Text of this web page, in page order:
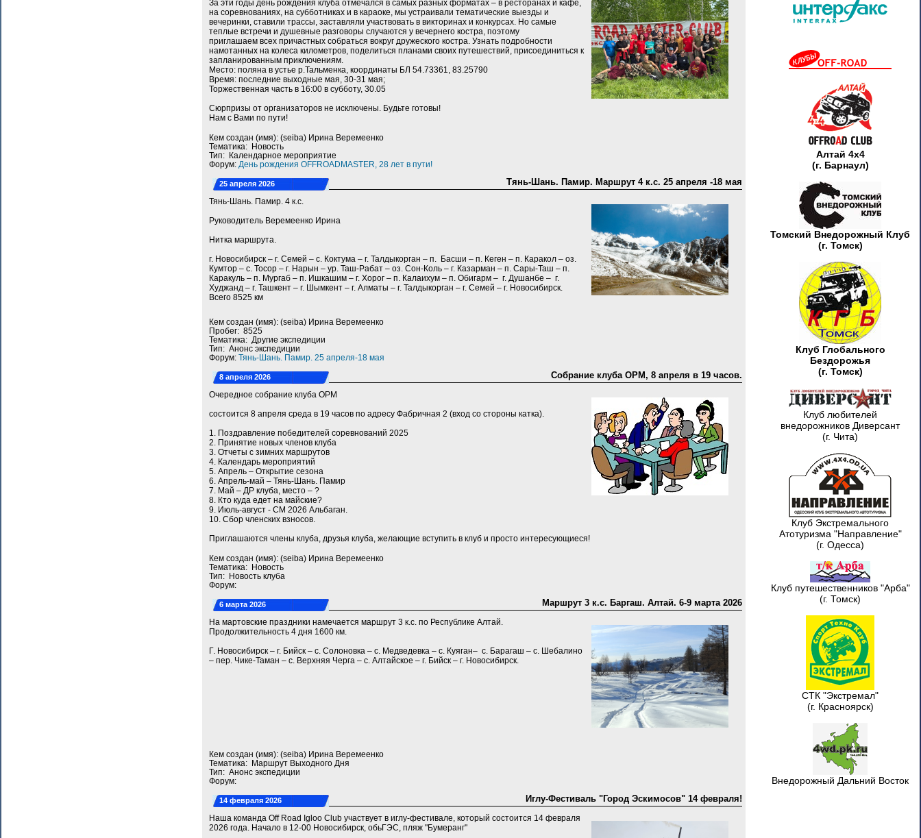
За эти годы день рождения клуба отмечался в самых разных форматах – в ресторанах и кафе,
на соревнованиях, на субботниках и в караоке, мы устраивали тематические выезды и
вечеринки, ставили трассы, заставляли участвовать в викторинах и конкурсах. Но самые
теплые встречи и душевные разговоры случаются у вечернего костра, поэтому
приглашаем всех причастных собраться вокруг дружеского костра. Узнать подробности
намотанных на колеса километров, поделиться планами своих путешествий, присоединиться к
запланированным приключениям.
Место: поляна в устье р.Тальменка, координаты БЛ 54.73361, 83.25790
Время: последние выходные мая, 30-31 мая;
Торжественная часть в 16:00 в субботу, 30.05
Сюрпризы от организаторов не исключены. Будьте готовы!
Нам с Вами по пути!
Кем создан (имя): (seiba) Ирина Веремеенко
Тематика: Новость
Тип: Календарное мероприятие
Форум: День рождения OFFROADMASTER, 28 лет в пути!
25 апреля 2026
Тянь-Шань. Памир. Маршрут 4 к.с. 25 апреля -18 мая
Тянь-Шань. Памир. 4 к.с.
Руководитель Веремеенко Ирина
Нитка маршрута.
г. Новосибирск – г. Семей – с. Коктума – г. Талдыкорган – п. Басши – п. Кеген – п. Каракол – оз.
Кумтор – с. Тосор – г. Нарын – ур. Таш-Рабат – оз. Сон-Коль – г. Казарман – п. Сары-Таш – п.
Каракуль – п. Мургаб – п. Ишкашим – г. Хорог – п. Калаихум – п. Обигарм – г. Душанбе – г.
Худжанд – г. Ташкент – г. Шымкент – г. Алматы – г. Талдыкорган – г. Семей – г. Новосибирск.
Всего 8525 км
Кем создан (имя): (seiba) Ирина Веремеенко
Пробег: 8525
Тематика: Другие экспедиции
Тип: Анонс экспедиции
Форум:Тянь-Шань. Памир. 25 апреля-18 мая
8 апреля 2026
Собрание клуба ОРМ, 8 апреля в 19 часов.
Очередное собрание клуба ОРМ
состоится 8 апреля среда в 19 часов по адресу Фабричная 2 (вход со стороны катка).
1. Поздравление победителей соревнований 2025
2. Принятие новых членов клуба
3. Отчеты с зимних маршрутов
4. Календарь мероприятий
5. Апрель – Открытие сезона
6. Апрель-май – Тянь-Шань. Памир
7. Май – ДР клуба, место – ?
8. Кто куда едет на майские?
9. Июль-август - СМ 2026 Альбаган.
10. Сбор членских взносов.
Приглашаются члены клуба, друзья клуба, желающие вступить в клуб и просто интересующиеся!
Кем создан (имя): (seiba) Ирина Веремеенко
Тематика: Новость
Тип: Новость клуба
Форум:
6 марта 2026
Маршрут 3 к.с. Баргаш. Алтай. 6-9 марта 2026
На мартовские праздники намечается маршрут 3 к.с. по Республике Алтай.
Продолжительность 4 дня 1600 км.
Г. Новосибирск – г. Бийск – с. Солоновка – с. Медведевка – с. Куяган– с. Барагаш – с. Шебалино
– пер. Чике-Таман – с. Верхняя Черга – с. Алтайское – г. Бийск – г. Новосибирск.
Кем создан (имя): (seiba) Ирина Веремеенко
Тематика: Маршрут Выходного Дня
Тип: Анонс экспедиции
Форум:
14 февраля 2026
Иглу-Фестиваль "Город Эскимосов" 14 февраля!
Наша команда Off Road Igloo Club участвует в иглу-фестивале, который состоится 14 февраля
2026 года. Начало в 12-00 Новосибирск, обьГЭС, пляж "Бумеранг"
Алтай 4х4
(г. Барнаул)
Томский Внедорожный Клуб
(г. Томск)
Клуб Глобального
Бездорожья
(г. Томск)
Клуб любителей
внедорожников Диверсант
(г. Чита)
Клуб Экстремального
Атотуризма "Направление"
(г. Одесса)
Клуб путешественников "Арба"
(г. Томск)
СТК "Экстремал"
(г. Красноярск)
Внедорожный Дальний Восток